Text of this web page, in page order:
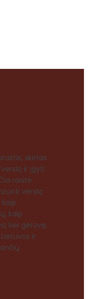
skirtas
ir įgyti
rasite
verslą
kaip
bei gerovę,
ir